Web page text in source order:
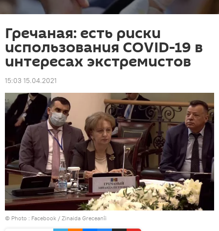
Гречаная: есть риски
использования COVID-19 в
интересах экстремистов
15:03 15.04.2021
© Photo : Facebook / Zinaida Greceanîi